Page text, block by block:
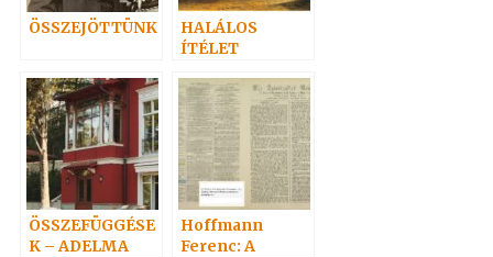
ÖSSZEJÖTTÜNK
HALÁLOS
ÍTÉLET
ÖSSZEFÜGGÉSE
K – ADELMA
Hoffmann
Ferenc: A